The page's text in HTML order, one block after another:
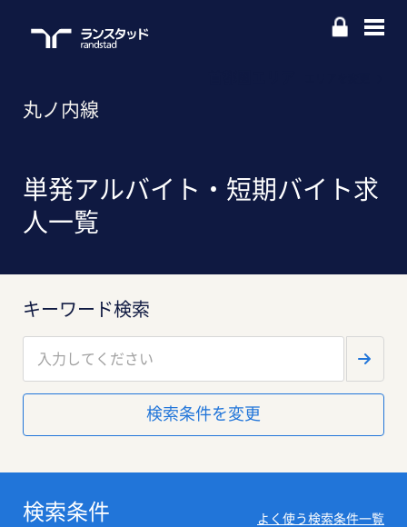
丸ノ内線
単発アルバイト・短期バイト求
人一覧
キーワード検索
検索条件を変更
検索条件 よく使う検索条件一覧